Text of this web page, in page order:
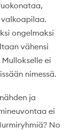
ongelmaksi
vähensi
ei
nimessä.
ja
ei
No